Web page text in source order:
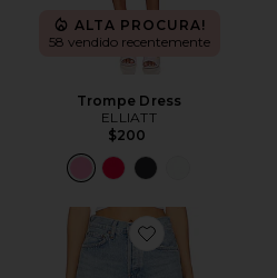
ALTA PROCURA!
58 vendido recentemente
Trompe Dress
ELLIATT
$200
Favorite Parker